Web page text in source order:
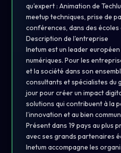
qu'expert : Animation de
meetup techniques, prise de
conférences, dans des écoles
Description de l'entreprise
Inetum est un leader
numériques. Pour les
et la société dans son
consultants et spécialistes
jour pour créer un impact
solutions qui contribuent à la
l’innovation et au bien
Présent dans 19 pays au plus
avec ses grands partenaires
Inetum accompagne les